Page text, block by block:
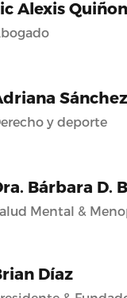
Alexis
Sánchez
y deporte
Bárbara D.
Mental &
Díaz